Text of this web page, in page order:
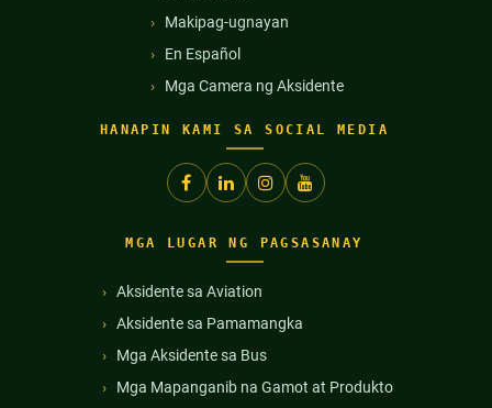
Makipag-ugnayan
En Español
Mga Camera ng Aksidente
HANAPIN KAMI SA SOCIAL MEDIA
MGA LUGAR NG PAGSASANAY
Aksidente sa Aviation
Aksidente sa Pamamangka
Mga Aksidente sa Bus
Mga Mapanganib na Gamot at Produkto